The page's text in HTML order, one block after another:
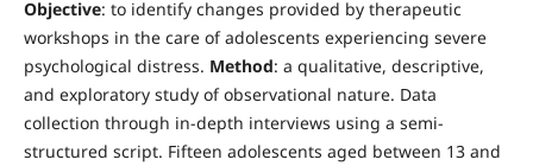
Objective: to identify changes provided by therapeutic
workshops in the care of adolescents experiencing severe
psychological distress. Method: a qualitative, descriptive,
and exploratory study of observational nature. Data
collection through in-depth interviews using a semi-
structured script. Fifteen adolescents aged between 13 and